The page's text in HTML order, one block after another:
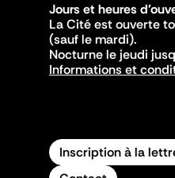
Jours et heures
La Cité est ouverte
(sauf le mardi).
Nocturne le jeudi
Informations et
Inscription à la